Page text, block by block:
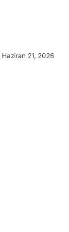
Haziran 21, 2026